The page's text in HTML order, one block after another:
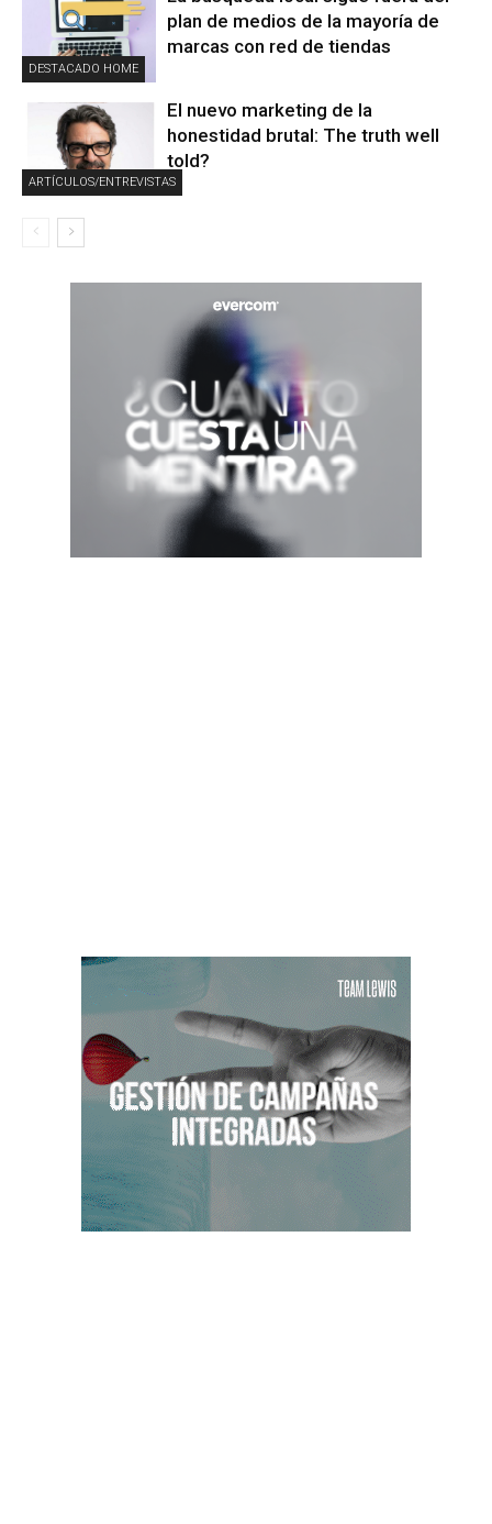
DESTACADO HOME
plan de medios de la mayoría de
marcas con red de tiendas
ARTÍCULOS/ENTREVISTAS
El nuevo marketing de la
honestidad brutal: The truth well
told?